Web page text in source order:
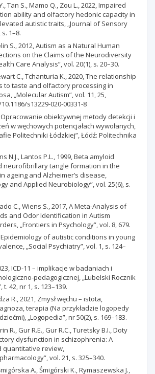
Tan S., Mamo Q., Zou L., 2022, Impaired
ability and olfactory hedonic capacity in
autistic traits, „Journal of Sensory
1–8.
S., 2012, Autism as a Natural Human
on the Claims of the Neurodiversity
Care Analysis”, vol. 20(1), s. 20–30.
C., Tchanturia K., 2020, The relationship
to taste and olfactory processing in
„Molecular Autism”, vol. 11, 25,
s13229-020-00331-8
Opracowanie obiektywnej metody detekcji i
w węchowych potencjałach wywołanych,
Politechniki Łódzkiej”, Łódź: Politechnika
N.J., Lantos P.L., 1999, Beta amyloid
neurofibrillary tangle formation in the
ageing and Alzheimer’s disease,
and Applied Neurobiology”, vol. 25(6), s.
C., Wiens S., 2017, A Meta-Analysis of
and Odor Identification in Autism
„Frontiers in Psychology”, vol. 8, 679.
Epidemiology of autistic conditions in young
„Social Psychiatry”, vol. 1, s. 124–
ICD-11 – implikacje w badaniach i
pedagogicznej, „Lubelski Rocznik
t. 42, nr 1, s. 123–139.
R., 2021, Zmysł węchu – istota,
terapia (Na przykładzie logopedy
„Logopedia”, nr 50(2), s. 169–183.
R., Gur R.E., Gur R.C., Turetsky B.I., Doty
dysfunction in schizophrenia: A
quantitative review,
vol. 21, s. 325–340.
A., Śmigórski K., Rymaszewska J.,